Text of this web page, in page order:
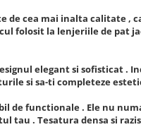
cea mai inalta calitate ,
folosit la lenjeriile de pat
elegant si sofisticat .
si sa-ti completeze
functionale . Ele nu
tau . Tesatura densa si